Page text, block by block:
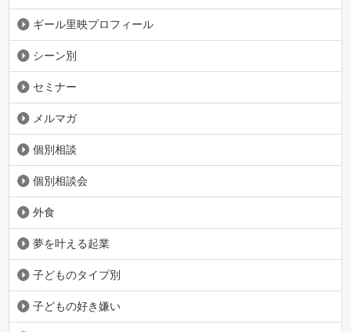
ギール里映プロフィール
シーン別
セミナー
メルマガ
個別相談
個別相談会
外食
夢を叶える起業
子どものタイプ別
子どもの好き嫌い